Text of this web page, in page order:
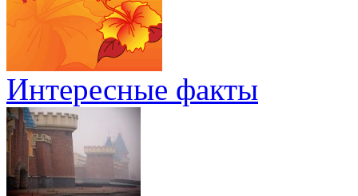
Интересные факты